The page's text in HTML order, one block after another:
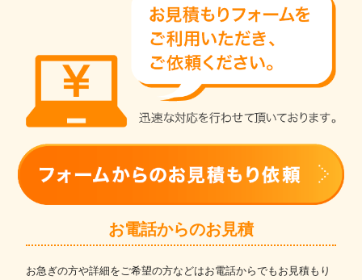
お電話からのお見積
お急ぎの方や詳細をご希望の方などはお電話からでもお見積もり